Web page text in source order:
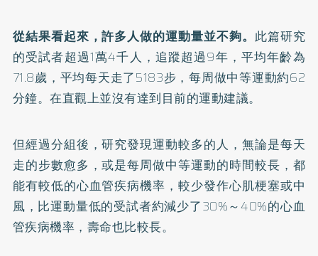
從結果看起來，許多人做的運動量並不夠。 此篇研究
的受試者超過1萬4千人，追蹤超過9年，平均年齡為
71.8歲，平均每天走了5183步，每周做中等運動約62
分鐘。在直觀上並沒有達到目前的運動建議。
但經過分組後，研究發現運動較多的人，無論是每天
走的步數愈多，或是每周做中等運動的時間較長，都
能有較低的心血管疾病機率，較少發作心肌梗塞或中
風，比運動量低的受試者約減少了30%～40%的心血
管疾病機率，壽命也比較長。